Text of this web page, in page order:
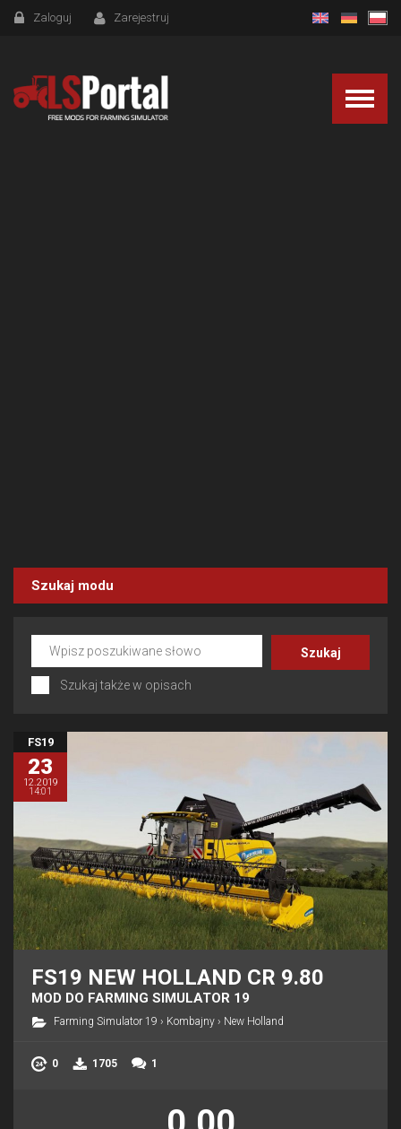
Zaloguj Zarejestruj
Szukaj modu
Szukaj także w opisach
FS19
23
12.2019
14:01
FS19 NEW HOLLAND CR 9.80
MOD DO FARMING SIMULATOR 19
Farming Simulator 19 › Kombajny › New Holland
0 1705 1